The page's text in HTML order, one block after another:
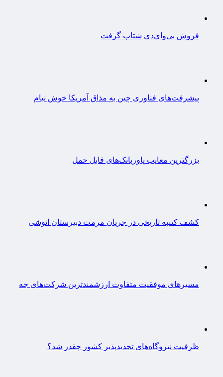
فروش بی‌وای‌دی شتاب گرفت
پیشرفت‌های فناوری چین به مذاق آمریکا خوش نیام
بزرگترین معایب پاوربانک‌های قابل حمل
کشف کتیبه تاریخی در جریان مرمت دبیرستان انوشی
مسیرهای موفقیت متفاوت ارزشمندترین شرکت‌های جه
ظرفیت نیروگاه‌های تجدیدپذیر کشور چقدر شد؟